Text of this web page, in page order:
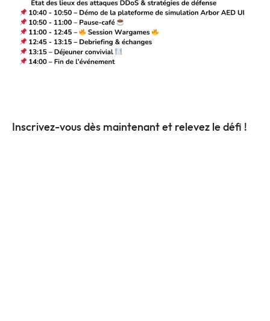
Inscrivez-vous dès maintenant et relevez le défi !